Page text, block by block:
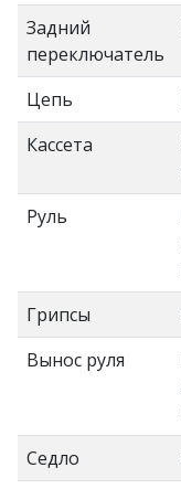
Задний
переключатель
Цепь
Кассета
Руль
Грипсы
Вынос руля
Седло